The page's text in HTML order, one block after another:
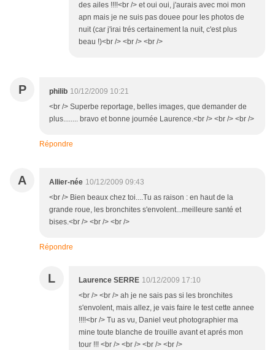
des ailes !!!!<br /> et oui oui, j'aurais avec moi mon
apn mais je ne suis pas douee pour les photos de
nuit (car j'irai trés certainement la nuit, c'est plus
beau !)<br /> <br /> <br />
P philib 10/12/2009 10:21
<br /> Superbe reportage, belles images, que demander de
plus........ bravo et bonne journée Laurence.<br /> <br /> <br />
Répondre
A Allier-née 10/12/2009 09:43
<br /> Bien beaux chez toi....Tu as raison : en haut de la
grande roue, les bronchites s'envolent...meilleure santé et
bises.<br /> <br /> <br />
Répondre
L Laurence SERRE 10/12/2009 17:10
<br /> <br /> ah je ne sais pas si les bronchites
s'envolent, mais allez, je vais faire le test cette annee
!!!!<br /> Tu as vu, Daniel veut photographier ma
mine toute blanche de trouille avant et aprés mon
tour !!! <br /> <br /> <br /> <br />